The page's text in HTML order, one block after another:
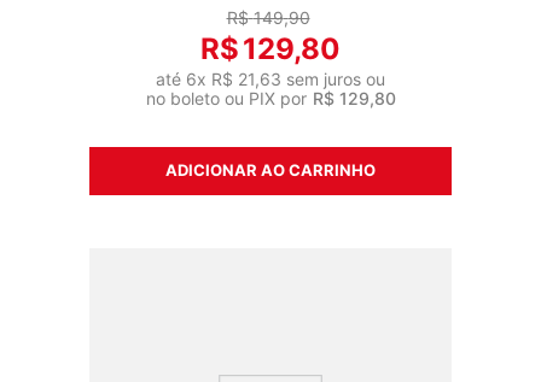
R$ 149,90
R$129,80
até 6x R$ 21,63 sem juros ou
no boleto ou PIX por R$ 129,80
ADICIONAR AO CARRINHO